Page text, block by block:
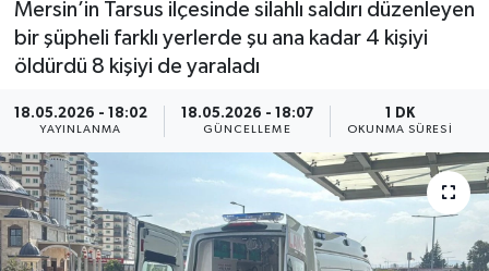
Mersin’in Tarsus ilçesinde silahlı saldırı düzenleyen
bir şüpheli farklı yerlerde şu ana kadar 4 kişiyi
öldürdü 8 kişiyi de yaraladı
18.05.2026 - 18:02
YAYINLANMA
18.05.2026 - 18:07
GÜNCELLEME
1 DK
OKUNMA SÜRESI
KÜLTÜR - SANAT
SİYASET
SAĞLIK
DÜNYA
Tüm Manşetler
Haber Arşivi